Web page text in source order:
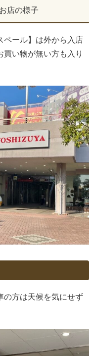
店の様子
ペール】は外から入店
い物が無い方も入り
の方は天候を気にせず